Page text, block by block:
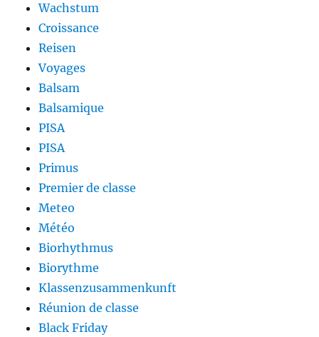
Wachstum
Croissance
Reisen
Voyages
Balsam
Balsamique
PISA
PISA
Primus
Premier de classe
Meteo
Météo
Biorhythmus
Biorythme
Klassenzusammenkunft
Réunion de classe
Black Friday